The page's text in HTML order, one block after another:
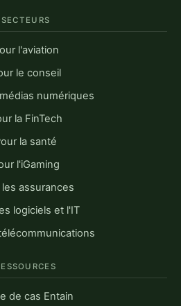
SECTEURS
l'aviation
le conseil
numériques
la FinTech
la santé
l'iGaming
les assurances
logiciels et l'IT
de cas Entain